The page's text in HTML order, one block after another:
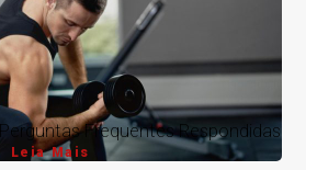
Frequentes Respondidas
Leia Mais